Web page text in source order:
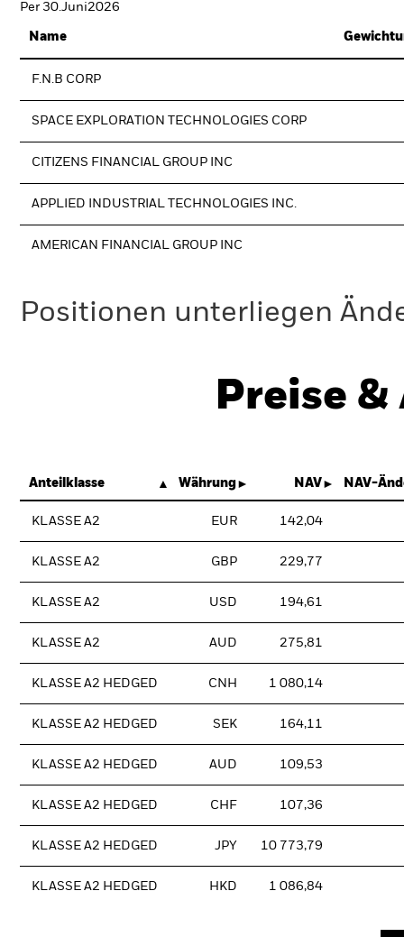
Per 30.Juni2026
Name
F.N.B CORP
SPACE EXPLORATION TECHNOLOGIES CORP
CITIZENS FINANCIAL GROUP INC
APPLIED INDUSTRIAL TECHNOLOGIES INC.
AMERICAN FINANCIAL GROUP INC
Positionen unterliegen
Preise
Anteilklasse Währung NAV NAV-
KLASSE A2 EUR 142,04
KLASSE A2 GBP 229,77
KLASSE A2 USD 194,61
KLASSE A2 AUD 275,81
KLASSE A2 HEDGED CNH 1 080,14
KLASSE A2 HEDGED SEK 164,11
KLASSE A2 HEDGED AUD 109,53
KLASSE A2 HEDGED CHF 107,36
KLASSE A2 HEDGED JPY 10 773,79
KLASSE A2 HEDGED HKD 1 086,84